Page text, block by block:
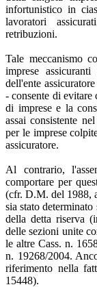
infortunistico in
lavoratori
retribuzioni.
Tale meccanismo
imprese
dell'ente
- consente di evitare
di imprese e la
assai consistente
per le imprese
assicuratore.
Al contrario,
comportare per
(cfr. D.M. del 1988,
sia stato
della detta riserva
delle sezioni unite
le altre Cass. n.
n. 19268/2004.
riferimento nella
15448).